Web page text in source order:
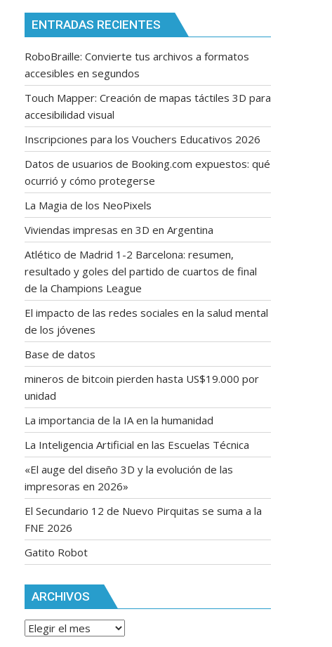
ENTRADAS RECIENTES
RoboBraille: Convierte tus archivos a formatos
accesibles en segundos
Touch Mapper: Creación de mapas táctiles 3D para
accesibilidad visual
Inscripciones para los Vouchers Educativos 2026
Datos de usuarios de Booking.com expuestos: qué
ocurrió y cómo protegerse
La Magia de los NeoPixels
Viviendas impresas en 3D en Argentina
Atlético de Madrid 1-2 Barcelona: resumen,
resultado y goles del partido de cuartos de final
de la Champions League
El impacto de las redes sociales en la salud mental
de los jóvenes
Base de datos
mineros de bitcoin pierden hasta US$19.000 por
unidad
La importancia de la IA en la humanidad
La Inteligencia Artificial en las Escuelas Técnica
«El auge del diseño 3D y la evolución de las
impresoras en 2026»
El Secundario 12 de Nuevo Pirquitas se suma a la
FNE 2026
Gatito Robot
ARCHIVOS
Archivos